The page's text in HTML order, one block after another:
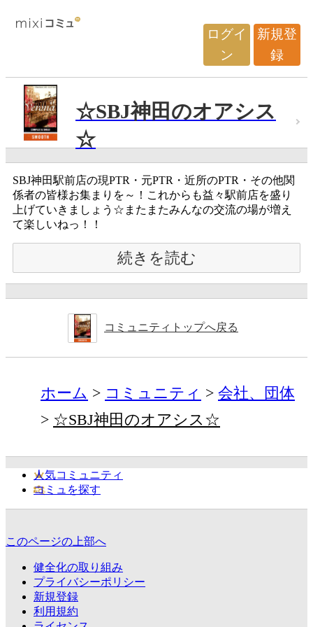
ログイ
ン
新規登
録
☆SBJ神田のオアシス
☆
SBJ神田駅前店の現PTR・元PTR・近所のPTR・その他関
係者の皆様お集まりを～！これからも益々駅前店を盛り
上げていきましょう☆またまたみんなの交流の場が増え
て楽しいねっ！！
続きを読む
コミュニティトップへ戻る
ホーム コミュニティ
会社、団体
☆SBJ神田のオアシス☆
人気コミュニティ
コミュを探す
このページの上部へ
健全化の取り組み
プライバシーポリシー
新規登録
利用規約